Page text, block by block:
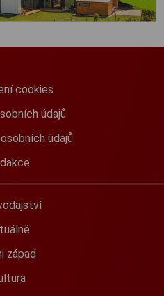
cookies
údajů
údajů
západ